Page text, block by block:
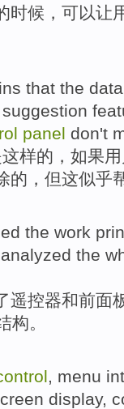
时候， 可以让
that the data
suggestion
panel don't
这样的， 如果
的， 但这似乎
the work
analyzed the
遥控器和前面
构。
, menu
display,